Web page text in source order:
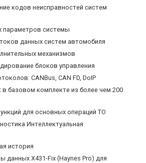
кодов неисправностей систем
параметров системы
данных систем автомобиля
механизмов
блоков управления
CANBus, CAN FD, DoIP
в базовом комплекте из более чем 200
для основных операций ТО
Интеллектуальная
история
данных X431-Fix (Haynes Pro) для